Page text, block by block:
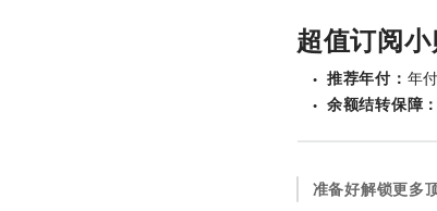
超值订阅
● 推荐年付： 年
● 余额结转保障：
准备好解锁更多